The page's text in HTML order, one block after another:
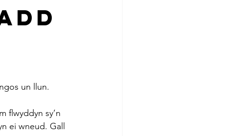
un llun.
flwyddyn sy’n
ei wneud. Gall